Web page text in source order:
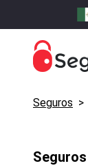
Seguros >